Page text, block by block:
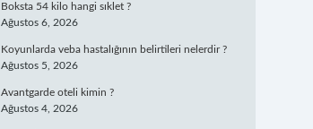
Boksta 54 kilo hangi sıklet ?
Ağustos 6, 2026
Koyunlarda veba hastalığının belirtileri nelerdir ?
Ağustos 5, 2026
Avantgarde oteli kimin ?
Ağustos 4, 2026